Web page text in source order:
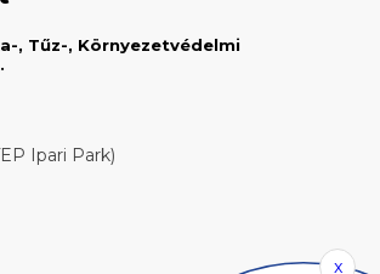
, Tűz-, Környezetvédelmi
Ipari Park)
x